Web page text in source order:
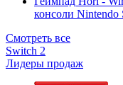
консоли
Смотреть все
Switch 2
Лидеры продаж